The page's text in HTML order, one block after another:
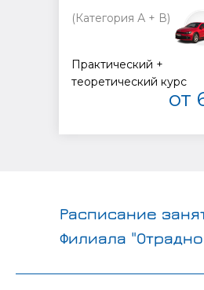
(Категория А + В)
от
Практический +
теоретический курс
Расписание
Филиала